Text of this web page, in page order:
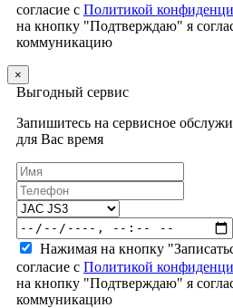
согласие с Политикой
на кнопку "Подтверждаю" я
коммуникацию
×
Выгодный сервис
Запишитесь на сервисное
для Вас время
Нажимая на кнопку
согласие с Политикой
на кнопку "Подтверждаю" я
коммуникацию